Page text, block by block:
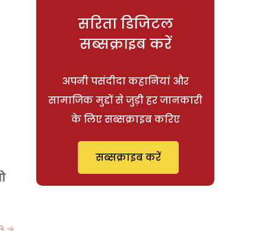
सरिता डिजिटल
सब्सक्राइब करें
अपनी पसंदीदा कहानियां और
सामाजिक मुद्दों से जुड़ी हर जानकारी
के लिए सब्सक्राइब करिए
सब्सक्राइब करें